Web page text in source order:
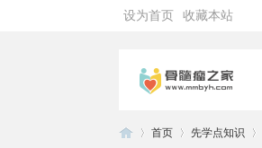
设为首页 收藏本站
首页 先学点知识